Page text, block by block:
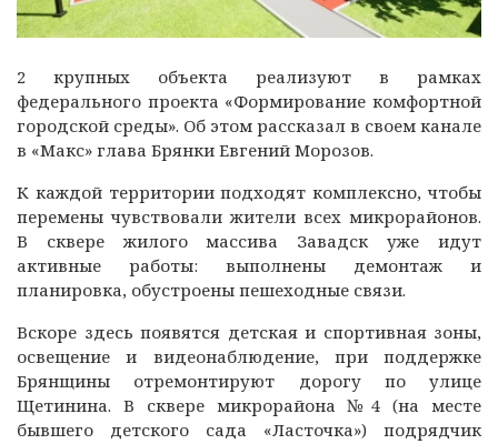
2 крупных объекта реализуют в рамках
федерального проекта «Формирование комфортной
городской среды». Об этом рассказал в своем канале
в «Макс» глава Брянки Евгений Морозов.
К каждой территории подходят комплексно, чтобы
перемены чувствовали жители всех микрорайонов.
В сквере жилого массива Завадск уже идут
активные работы: выполнены демонтаж и
планировка, обустроены пешеходные связи.
Вскоре здесь появятся детская и спортивная зоны,
освещение и видеонаблюдение, при поддержке
Брянщины отремонтируют дорогу по улице
Щетинина. В сквере микрорайона №4 (на месте
бывшего детского сада «Ласточка») подрядчик